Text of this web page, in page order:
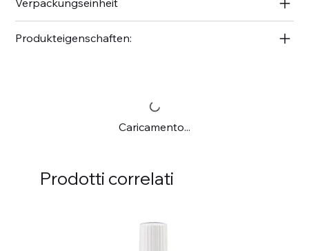
Produkteigenschaften:
Caricamento...
Prodotti correlati